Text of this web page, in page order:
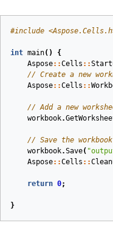
#include
int main()
{
Aspose::Cells ::
// Create a new
Aspose::Cells ::
// Add a new
workbook.
// Save the workbook
workbook.Save(
Aspose::Cells ::
return 0;
}